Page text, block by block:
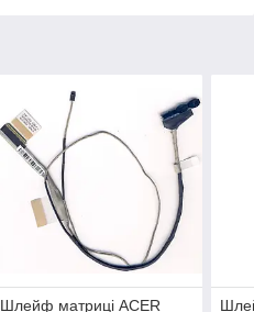
Шлейф матриці ACER